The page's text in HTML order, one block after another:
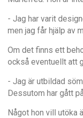
- Jag har varit
men jag får hjälp av
Om det finns ett
också eventuellt att
- Jag är utbildad
Dessutom har gått
Något hon vill utöka